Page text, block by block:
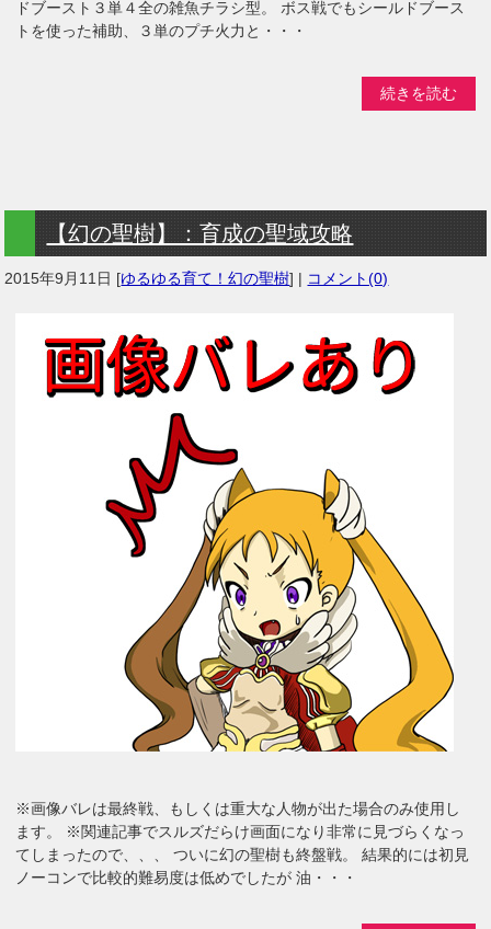
ドブースト３単４全の雑魚チラシ型。 ボス戦でもシールドブース
トを使った補助、３単のプチ火力と・・・
続きを読む
【幻の聖樹】：育成の聖域攻略
2015年9月11日 [ゆるゆる育て！幻の聖樹] | コメント(0)
※画像バレは最終戦、もしくは重大な人物が出た場合のみ使用し
ます。 ※関連記事でスルズだらけ画面になり非常に見づらくなっ
てしまったので、、、 ついに幻の聖樹も終盤戦。 結果的には初見
ノーコンで比較的難易度は低めでしたが 油・・・